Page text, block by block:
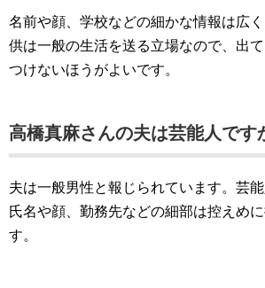
名前や顔、学校などの細かな情報は広
供は一般の生活を送る立場なので、出
つけないほうがよいです。
高橋真麻さんの夫は芸能人です
夫は一般男性と報じられています。芸能
氏名や顔、勤務先などの細部は控えめ
す。